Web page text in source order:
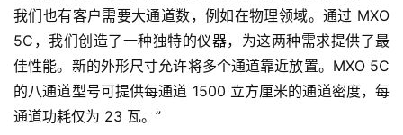
讯
财
经
商
业
我们也有客户需要大通道数，例如在物理领域。通过 MXO
5C，我们创造了一种独特的仪器，为这两种需求提供了最
佳性能。新的外形尺寸允许将多个通道靠近放置。MXO 5C
的八通道型号可提供每通道 1500 立方厘米的通道密度，每
通道功耗仅为 23 瓦。”